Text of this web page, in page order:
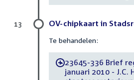
OV-chipkaart in
Te behandelen:
-23645-336 Brief
januari 2010 - J.C.
13